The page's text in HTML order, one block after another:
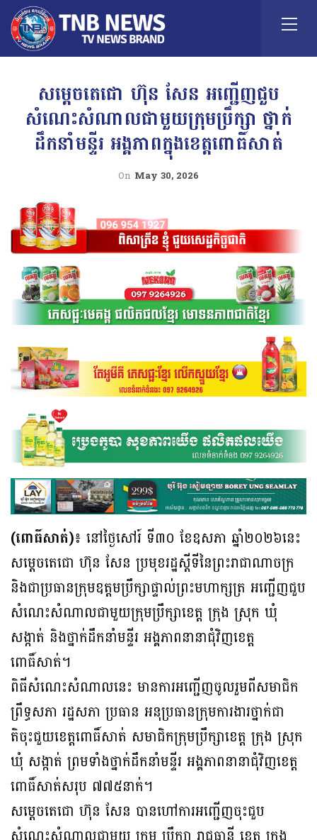
សម្តេចតេជោ ហ៊ុន សែន អញ្ជើញជួប
សំណេះសំណាលជាមួយក្រុមប្រឹក្សា ថ្នាក់
ដឹកនាំមន្ទីរ អង្គភាពក្នុងខេត្តពោធិ៍សាត់
On May 30, 2026
(ពោធិ៍សាត់)៖ នៅថ្ងៃសៅរ៍ ទី៣០ ខែឧសភា ឆ្នាំ២០២៦នេះ
សម្តេចតេជោ ហ៊ុន សែន ប្រមុខ​​រដ្ឋស្តីទីនៃព្រះរាជាណាចក្រ
និង​ជាប្រធានក្រុមឧត្តមប្រឹក្សាផ្ទាល់ព្រះមហាក្សត្រ អញ្ជើញ​ជួប​​
សំណេះ​​សំណាល​ជាមួយ​ក្រុម​ប្រឹក្សាខេត្ត ក្រុង ស្រុក ឃុំ
សង្កាត់ និងថ្នាក់ដឹកនាំមន្ទីរ អង្គ​ភាពនានា​ជុំវិញ​ខេត្ត
ពោធិ៍សាត់។
ពិធីសំណេះសំណាលនេះ មានការអញ្ជើញចូលរួមពីសមាជិក
ព្រឹទ្ធសភា រដ្ឋសភា ប្រធាន អនុ​ប្រធានក្រុមការងារថ្នាក់ជា
តិចុះជួយខេត្តពោធិ៍សាត់ សមាជិកក្រុម​ប្រឹក្សាខេត្ត ក្រុង ស្រុក
ឃុំ សង្កាត់ ព្រមទាំងថ្នាក់ដឹកនាំមន្ទីរ អង្គភាពនានាជុំវិញខេត្ត
ពោធិ៍សាត់សរុ​ប​ ៧៧៥នាក់។
សម្តេចតេជោ ហ៊ុន សែន បានហៅការអញ្ជើញចុះជួប